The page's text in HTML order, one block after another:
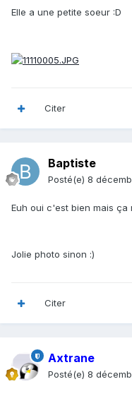
Elle a une petite soeur :D
Citer
Baptiste
Posté(e) 8
Euh oui c'est bien mais ça
Jolie photo sinon :)
Citer
Axtrane
Posté(e) 8